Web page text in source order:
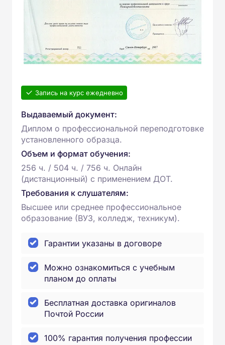
Запись на курс ежедневно
Выдаваемый документ:
Диплом о профессиональной переподготовке
установленного образца.
Объем и формат обучения:
256 ч. / 504 ч. / 756 ч. Онлайн
(дистанционный) с применением ДОТ.
Требования к слушателям:
Высшее или среднее профессиональное
образование (ВУЗ, колледж, техникум).
Гарантии указаны в договоре
Можно ознакомиться с учебным
планом до оплаты
Бесплатная доставка оригиналов
Почтой России
100% гарантия получения профессии